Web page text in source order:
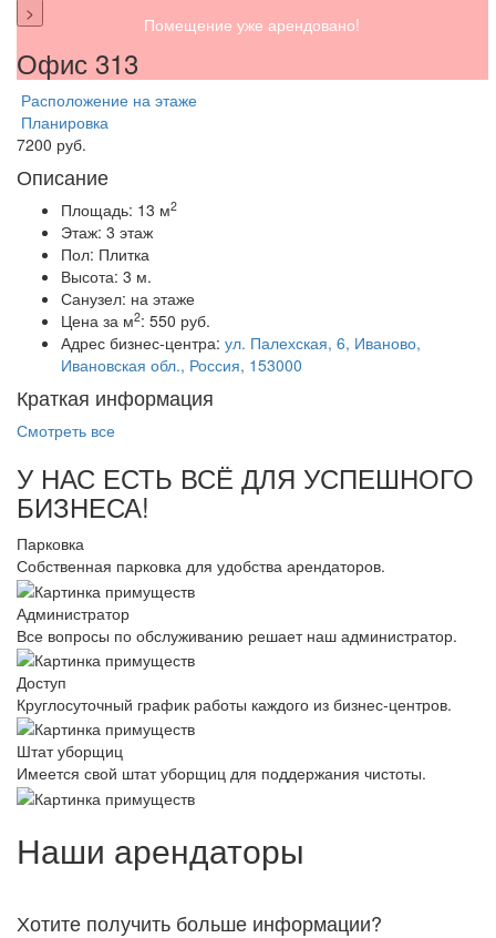
Помещение уже арендовано!
>
Офис 313
Расположение на этаже
Планировка
7200 руб.
Описание
Площадь: 13 м2
Этаж: 3 этаж
Пол: Плитка
Высота: 3 м.
Санузел: на этаже
Цена за м2: 550 руб.
Адрес бизнес-центра: ул. Палехская, 6, Иваново,
Ивановская обл., Россия, 153000
Краткая информация
Смотреть все
У НАС ЕСТЬ ВСЁ ДЛЯ УСПЕШНОГО
БИЗНЕСА!
Парковка
Собственная парковка для удобства арендаторов.
Администратор
Все вопросы по обслуживанию решает наш администратор.
Доступ
Круглосуточный график работы каждого из бизнес-центров.
Штат уборщиц
Имеется свой штат уборщиц для поддержания чистоты.
Наши арендаторы
Хотите получить больше информации?